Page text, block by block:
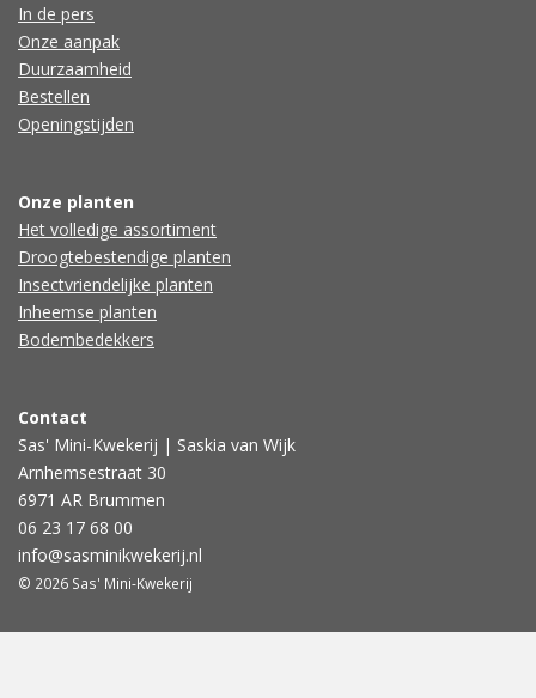
In de pers
Onze aanpak
Duurzaamheid
Bestellen
Openingstijden
Onze planten
Het volledige assortiment
Droogtebestendige planten
Insectvriendelijke planten
Inheemse planten
Bodembedekkers
Contact
Sas' Mini-Kwekerij | Saskia van Wijk
Arnhemsestraat 30
6971 AR Brummen
06 23 17 68 00
info@sasminikwekerij.nl
© 2026 Sas' Mini-Kwekerij